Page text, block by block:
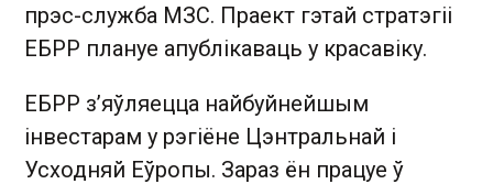
прэс-служба МЗС. Праект гэтай стратэгіі
ЕБРР плануе апублікаваць у красавіку.
ЕБРР з’яўляецца найбуйнейшым
інвестарам у рэгіёне Цэнтральнай і
Усходняй Еўропы. Зараз ён працуе ў